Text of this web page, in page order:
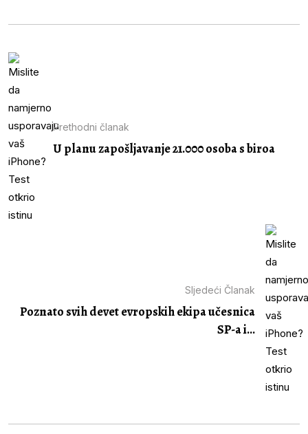
Prethodni članak
U planu zapošljavanje 21.000 osoba s biroa
Sljedeći Članak
Poznato svih devet evropskih ekipa učesnica
SP-a i...